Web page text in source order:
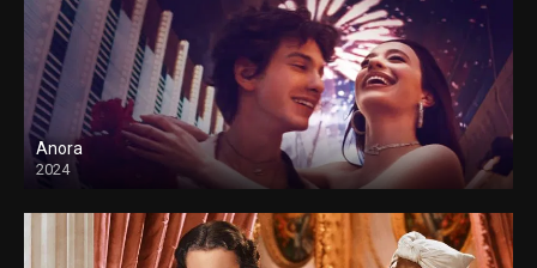
Anora
2024